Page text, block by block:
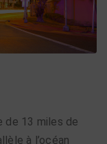
de 13 miles de
à l’océan